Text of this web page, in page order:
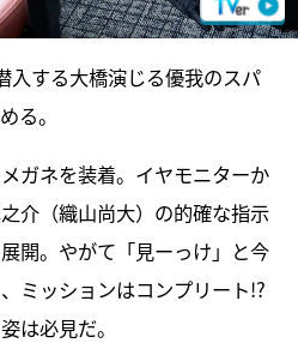
入する大橋演じる優我のスパ
る。
ガネを装着。イヤモニターか
介（織山尚大）の的確な指示
開。やがて「見ーっけ」と今
ミッションはコンプリート!?
は必見だ。